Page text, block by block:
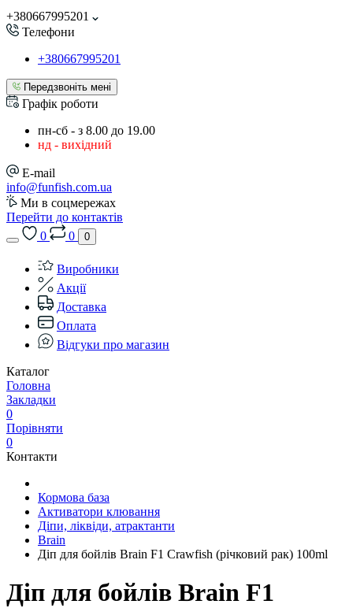
+380667995201
Телефони
+380667995201
Передзвоніть мені
Графік роботи
пн-сб - з 8.00 до 19.00
нд - вихідний
E-mail
info@funfish.com.ua
Ми в соцмережах
Перейти до контактів
0
0 0
Виробники
Акції
Доставка
Оплата
Відгуки про магазин
Каталог
Головна
Закладки
0
Порівняти
0
Контакти
Кормова база
Активатори клювання
Діпи, ліквіди, атрактанти
Brain
Діп для бойлів Brain F1 Crawfish (річковий рак) 100ml
Діп для бойлів Brain F1